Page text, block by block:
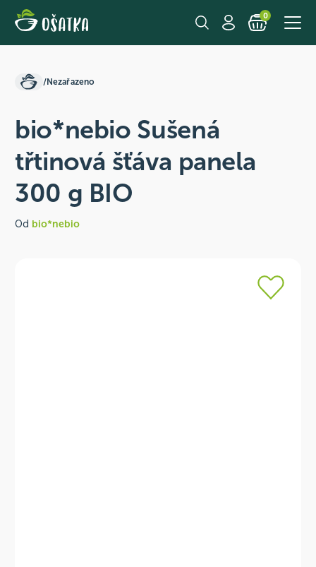
0
/Nezařazeno
bio*nebio Sušená
třtinová šťáva panela
300 g BIO
Od bio*nebio